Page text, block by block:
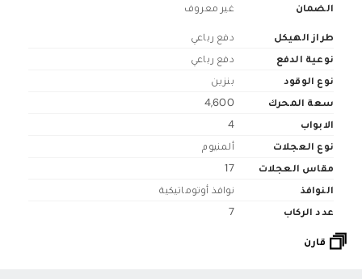
الضمان
غير معروف
طراز الهيكل
دفع رباعي
نوعية الدفع
دفع رباعي
نوع الوقود
بنزين
سعة المحرك
4,600
الابواب
4
نوع العجلات
ألمنيوم
مقاس العجلات
17
النوافذ
نوافذ أوتوماتيكية
عدد الركاب
7
قارن